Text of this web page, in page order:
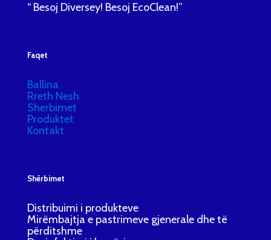
“ Besoj Diversey! Besoj EcoClean!”
Faqet
Ballina
Rreth Nesh
Sherbimet
Produktet
Kontakt
Shërbimet
Distribuimi i produkteve
Mirëmbajtja e pastrimeve gjenerale dhe të
përditshme